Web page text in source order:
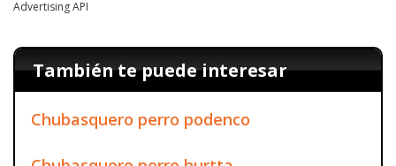
Advertising API
También te puede interesar
Chubasquero perro podenco